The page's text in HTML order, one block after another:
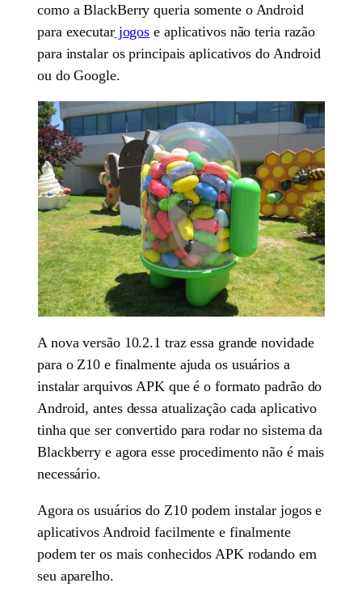
como a BlackBerry queria somente o Android
para executarjogos e aplicativos não teria razão
para instalar os principais aplicativos do Android
ou do Google.
A nova versão 10.2.1 traz essa grande novidade
para o Z10 e finalmente ajuda os usuários a
instalar arquivos APK que é o formato padrão do
Android, antes dessa atualização cada aplicativo
tinha que ser convertido para rodar no sistema da
Blackberry e agora esse procedimento não é mais
necessário.
Agora os usuários do Z10 podem instalar jogos e
aplicativos Android facilmente e finalmente
podem ter os mais conhecidos APK rodando em
seu aparelho.